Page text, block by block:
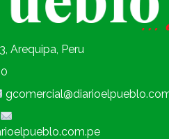
Arequipa, Peru